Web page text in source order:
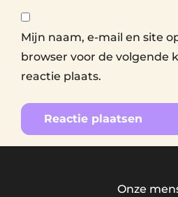
Mijn naam, e-mail en site
browser voor de volgende
reactie plaats.
Onze